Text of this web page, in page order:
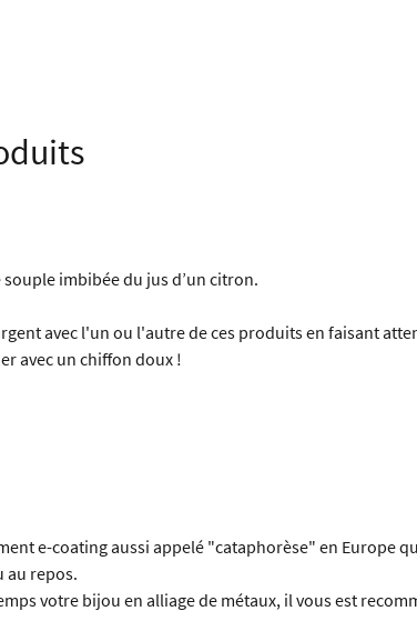
imbibée du jus d’un citron.
avec l'un ou l'autre de ces produits en faisant
avec un chiffon doux !
e-coating aussi appelé "cataphorèse" en Europe
au repos.
votre bijou en alliage de métaux, il vous est